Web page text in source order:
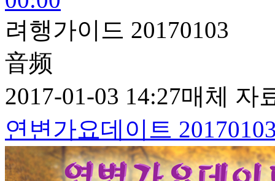
려행가이드 20170103
音频
2017-01-03 14:27매체 자
연변가요데이트